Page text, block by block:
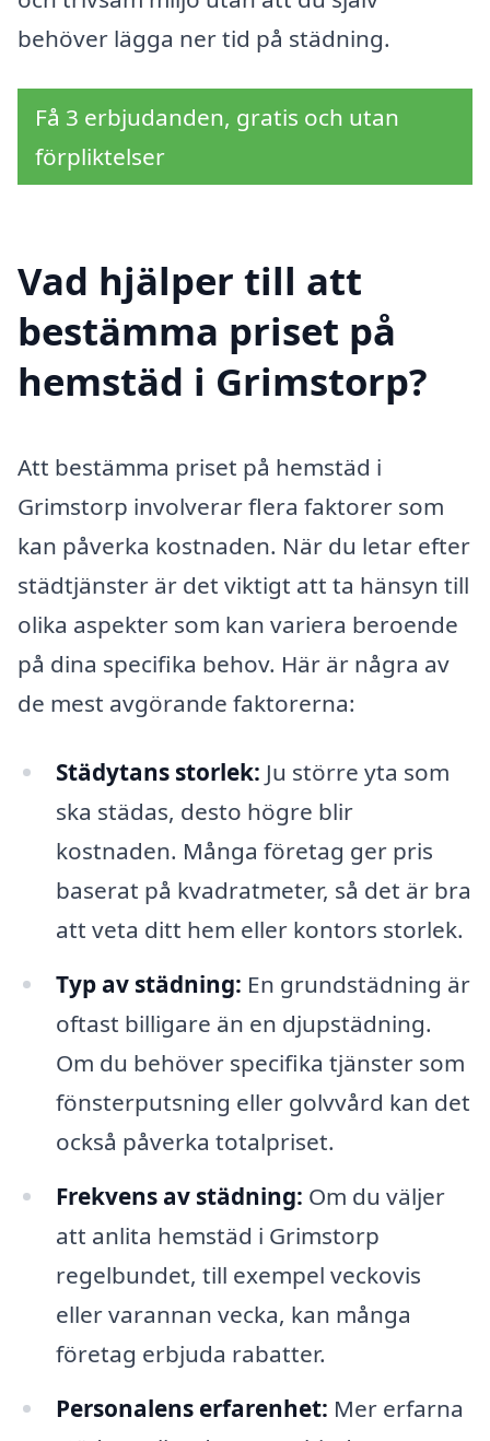
behöver lägga ner tid på städning.
Få 3 erbjudanden, gratis och utan
förpliktelser
Vad hjälper till att
bestämma priset på
hemstäd i Grimstorp?
Att bestämma priset på hemstäd i
Grimstorp involverar flera faktorer som
kan påverka kostnaden. När du letar efter
städtjänster är det viktigt att ta hänsyn till
olika aspekter som kan variera beroende
på dina specifika behov. Här är några av
de mest avgörande faktorerna:
Städytans storlek: Ju större yta som
ska städas, desto högre blir
kostnaden. Många företag ger pris
baserat på kvadratmeter, så det är bra
att veta ditt hem eller kontors storlek.
Typ av städning: En grundstädning är
oftast billigare än en djupstädning.
Om du behöver specifika tjänster som
fönsterputsning eller golvvård kan det
också påverka totalpriset.
Frekvens av städning: Om du väljer
att anlita hemstäd i Grimstorp
regelbundet, till exempel veckovis
eller varannan vecka, kan många
företag erbjuda rabatter.
Personalens erfarenhet: Mer erfarna